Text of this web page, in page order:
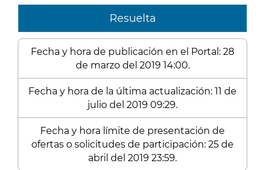
Resuelta
Fecha y hora de publicación en el Portal: 28
de marzo del 2019 14:00.
Fecha y hora de la última actualización: 11 de
julio del 2019 09:29.
Fecha y hora límite de presentación de
ofertas o solicitudes de participación: 25 de
abril del 2019 23:59.